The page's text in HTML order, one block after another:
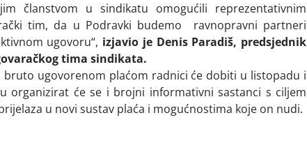
članstvom u sindikatu omogućili reprezentativnim
tim, da u Podravki budemo ravnopravni partneri
ugovoru“, izjavio je Denis Paradiš, predsjednik
tima sindikata.
ugovorenom plaćom radnici će dobiti u listopadu i
organizirat će se i brojni informativni sastanci s ciljem
u novi sustav plaća i mogućnostima koje on nudi.